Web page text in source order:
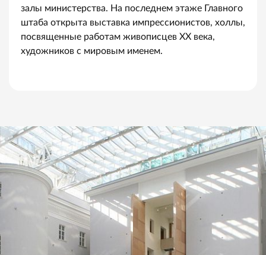
залы министерства. На последнем этаже Главного
штаба открыта выставка импрессионистов, холлы,
посвященные работам живописцев XX века,
художников с мировым именем.